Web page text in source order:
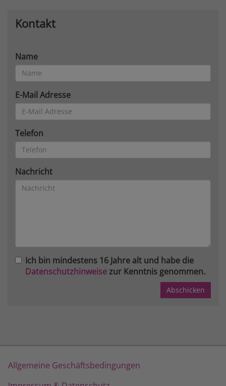
Kontakt
Name
E-Mail Adresse
Telefon
Nachricht
Ich bin mindestens 16 Jahre alt und habe die
Datenschutzhinweisezur Kenntnis genommen.
Allgemeine Geschäftsbedingungen